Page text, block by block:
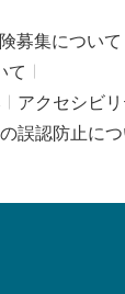
募集について
て
アクセシビ
誤認防止に